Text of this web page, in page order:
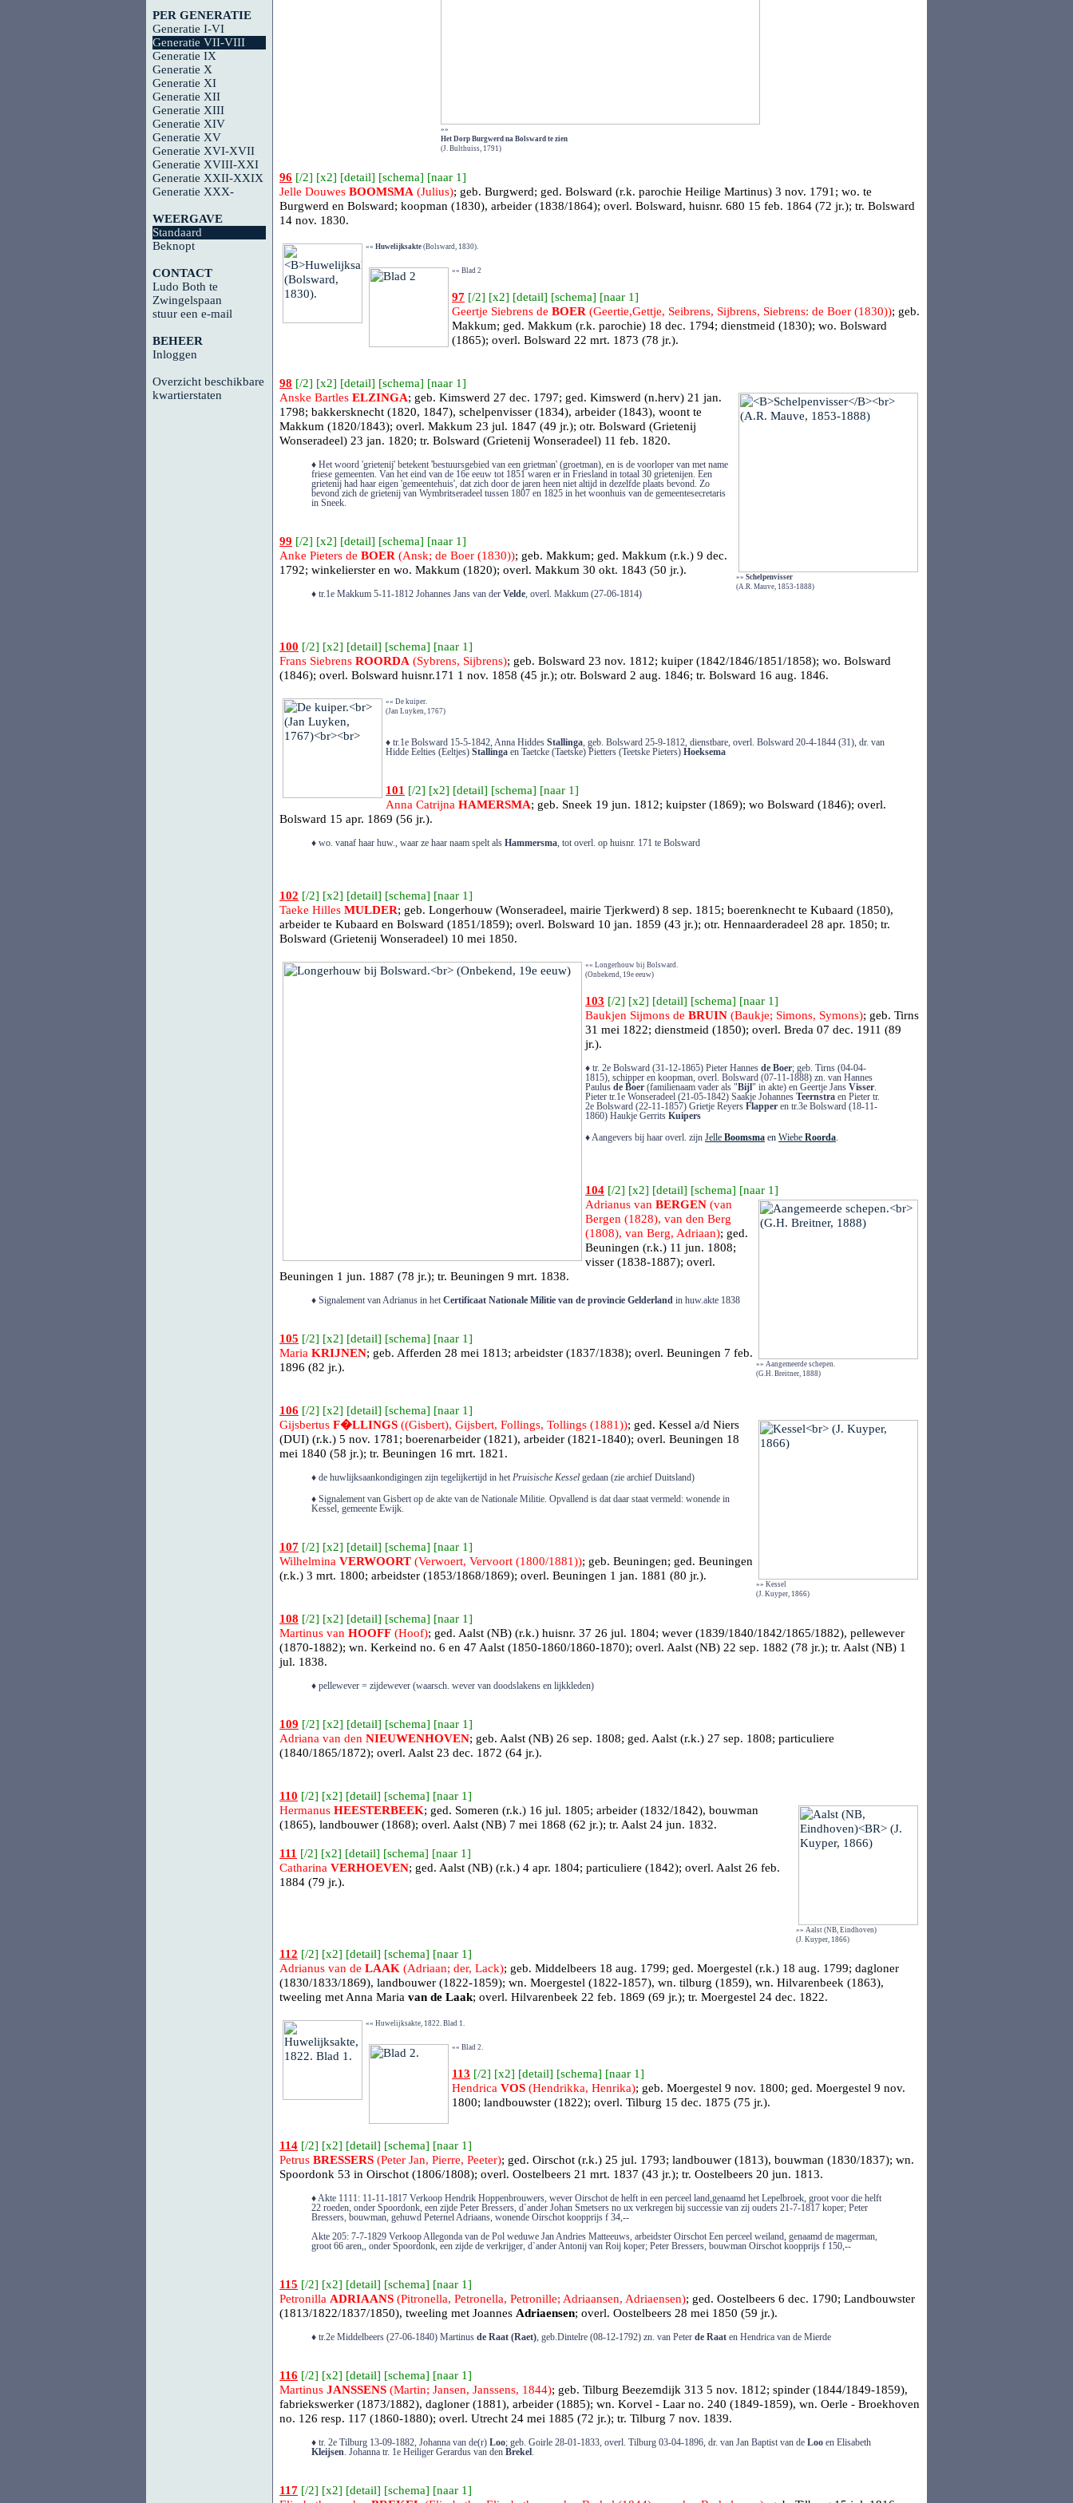
PER GENERATIE
Generatie I-VI
Generatie VII-VIII
Generatie IX
Generatie X
Generatie XI
Generatie XII
Generatie XIII
Generatie XIV
Generatie XV
Generatie XVI-XVII
Generatie XVIII-XXI
Generatie XXII-XXIX
Generatie XXX-
WEERGAVE
Standaard
Beknopt
CONTACT
Ludo Both te
Zwingelspaan
stuur een e-mail
BEHEER
Inloggen
Overzicht beschikbare
kwartierstaten
»»
Het Dorp Burgwerd na Bolsward te zien
(J. Bulthuiss, 1791)
96 [/2] [x2] [detail] [schema] [naar 1]
Jelle Douwes BOOMSMA (Julius); geb. Burgwerd; ged. Bolsward (r.k. parochie Heilige Martinus) 3 nov. 1791; wo. te
Burgwerd en Bolsward; koopman (1830), arbeider (1838/1864); overl. Bolsward, huisnr. 680 15 feb. 1864 (72 jr.); tr. Bolsward
14 nov. 1830.
«« Huwelijksakte (Bolsward, 1830).
«« Blad 2
97 [/2] [x2] [detail] [schema] [naar 1]
Geertje Siebrens de BOER (Geertie,Gettje, Seibrens, Sijbrens, Siebrens: de Boer (1830)); geb.
Makkum; ged. Makkum (r.k. parochie) 18 dec. 1794; dienstmeid (1830); wo. Bolsward
(1865); overl. Bolsward 22 mrt. 1873 (78 jr.).
98 [/2] [x2] [detail] [schema] [naar 1]
»» Schelpenvisser
(A.R. Mauve, 1853-1888)
Anske Bartles ELZINGA; geb. Kimswerd 27 dec. 1797; ged. Kimswerd (n.herv) 21 jan.
1798; bakkersknecht (1820, 1847), schelpenvisser (1834), arbeider (1843), woont te
Makkum (1820/1843); overl. Makkum 23 jul. 1847 (49 jr.); otr. Bolsward (Grietenij
Wonseradeel) 23 jan. 1820; tr. Bolsward (Grietenij Wonseradeel) 11 feb. 1820.
♦ Het woord 'grietenij' betekent 'bestuursgebied van een grietman' (groetman), en is de voorloper van met name
friese gemeenten. Van het eind van de 16e eeuw tot 1851 waren er in Friesland in totaal 30 grietenijen. Een
grietenij had haar eigen 'gemeentehuis', dat zich door de jaren heen niet altijd in dezelfde plaats bevond. Zo
bevond zich de grietenij van Wymbritseradeel tussen 1807 en 1825 in het woonhuis van de gemeentesecretaris
in Sneek.
99 [/2] [x2] [detail] [schema] [naar 1]
Anke Pieters de BOER (Ansk; de Boer (1830)); geb. Makkum; ged. Makkum (r.k.) 9 dec.
1792; winkelierster en wo. Makkum (1820); overl. Makkum 30 okt. 1843 (50 jr.).
♦ tr.1e Makkum 5-11-1812 Johannes Jans van der Velde, overl. Makkum (27-06-1814)
100 [/2] [x2] [detail] [schema] [naar 1]
Frans Siebrens ROORDA (Sybrens, Sijbrens); geb. Bolsward 23 nov. 1812; kuiper (1842/1846/1851/1858); wo. Bolsward
(1846); overl. Bolsward huisnr.171 1 nov. 1858 (45 jr.); otr. Bolsward 2 aug. 1846; tr. Bolsward 16 aug. 1846.
«« De kuiper.
(Jan Luyken, 1767)
♦ tr.1e Bolsward 15-5-1842, Anna Hiddes Stallinga, geb. Bolsward 25-9-1812, dienstbare, overl. Bolsward 20-4-1844 (31), dr. van
Hidde Eelties (Eeltjes) Stallinga en Taetcke (Taetske) Pietters (Teetske Pieters) Hoeksema
101 [/2] [x2] [detail] [schema] [naar 1]
Anna Catrijna HAMERSMA; geb. Sneek 19 jun. 1812; kuipster (1869); wo Bolsward (1846); overl.
Bolsward 15 apr. 1869 (56 jr.).
♦ wo. vanaf haar huw., waar ze haar naam spelt als Hammersma, tot overl. op huisnr. 171 te Bolsward
102 [/2] [x2] [detail] [schema] [naar 1]
Taeke Hilles MULDER; geb. Longerhouw (Wonseradeel, mairie Tjerkwerd) 8 sep. 1815; boerenknecht te Kubaard (1850),
arbeider te Kubaard en Bolsward (1851/1859); overl. Bolsward 10 jan. 1859 (43 jr.); otr. Hennaarderadeel 28 apr. 1850; tr.
Bolsward (Grietenij Wonseradeel) 10 mei 1850.
«« Longerhouw bij Bolsward.
(Onbekend, 19e eeuw)
103 [/2] [x2] [detail] [schema] [naar 1]
Baukjen Sijmons de BRUIN (Baukje; Simons, Symons); geb. Tirns
31 mei 1822; dienstmeid (1850); overl. Breda 07 dec. 1911 (89
jr.).
♦ tr. 2e Bolsward (31-12-1865) Pieter Hannes de Boer; geb. Tirns (04-04-
1815), schipper en koopman, overl. Bolsward (07-11-1888) zn. van Hannes
Paulus de Boer (familienaam vader als "Bijl" in akte) en Geertje Jans Visser.
Pieter tr.1e Wonseradeel (21-05-1842) Saakje Johannes Teernstra en Pieter tr.
2e Bolsward (22-11-1857) Grietje Reyers Flapper en tr.3e Bolsward (18-11-
1860) Haukje Gerrits Kuipers
♦ Aangevers bij haar overl. zijn Jelle Boomsma en Wiebe Roorda.
104 [/2] [x2] [detail] [schema] [naar 1]
»» Aangemeerde schepen.
(G.H. Breitner, 1888)
Adrianus van BERGEN (van
Bergen (1828), van den Berg
(1808), van Berg, Adriaan); ged.
Beuningen (r.k.) 11 jun. 1808;
visser (1838-1887); overl.
Beuningen 1 jun. 1887 (78 jr.); tr. Beuningen 9 mrt. 1838.
♦ Signalement van Adrianus in het Certificaat Nationale Militie van de provincie Gelderland in huw.akte 1838
105 [/2] [x2] [detail] [schema] [naar 1]
Maria KRIJNEN; geb. Afferden 28 mei 1813; arbeidster (1837/1838); overl. Beuningen 7 feb.
1896 (82 jr.).
106 [/2] [x2] [detail] [schema] [naar 1]
»» Kessel
(J. Kuyper, 1866)
Gijsbertus F�LLINGS ((Gisbert), Gijsbert, Follings, Tollings (1881)); ged. Kessel a/d Niers
(DUI) (r.k.) 5 nov. 1781; boerenarbeider (1821), arbeider (1821-1840); overl. Beuningen 18
mei 1840 (58 jr.); tr. Beuningen 16 mrt. 1821.
♦ de huwlijksaankondigingen zijn tegelijkertijd in het Pruisische Kessel gedaan (zie archief Duitsland)
♦ Signalement van Gisbert op de akte van de Nationale Militie. Opvallend is dat daar staat vermeld: wonende in
Kessel, gemeente Ewijk.
107 [/2] [x2] [detail] [schema] [naar 1]
Wilhelmina VERWOORT (Verwoert, Vervoort (1800/1881)); geb. Beuningen; ged. Beuningen
(r.k.) 3 mrt. 1800; arbeidster (1853/1868/1869); overl. Beuningen 1 jan. 1881 (80 jr.).
108 [/2] [x2] [detail] [schema] [naar 1]
Martinus van HOOFF (Hoof); ged. Aalst (NB) (r.k.) huisnr. 37 26 jul. 1804; wever (1839/1840/1842/1865/1882), pellewever
(1870-1882); wn. Kerkeind no. 6 en 47 Aalst (1850-1860/1860-1870); overl. Aalst (NB) 22 sep. 1882 (78 jr.); tr. Aalst (NB) 1
jul. 1838.
♦ pellewever = zijdewever (waarsch. wever van doodslakens en lijkkleden)
109 [/2] [x2] [detail] [schema] [naar 1]
Adriana van den NIEUWENHOVEN; geb. Aalst (NB) 26 sep. 1808; ged. Aalst (r.k.) 27 sep. 1808; particuliere
(1840/1865/1872); overl. Aalst 23 dec. 1872 (64 jr.).
110 [/2] [x2] [detail] [schema] [naar 1]
»» Aalst (NB, Eindhoven)
(J. Kuyper, 1866)
Hermanus HEESTERBEEK; ged. Someren (r.k.) 16 jul. 1805; arbeider (1832/1842), bouwman
(1865), landbouwer (1868); overl. Aalst (NB) 7 mei 1868 (62 jr.); tr. Aalst 24 jun. 1832.
111 [/2] [x2] [detail] [schema] [naar 1]
Catharina VERHOEVEN; ged. Aalst (NB) (r.k.) 4 apr. 1804; particuliere (1842); overl. Aalst 26 feb.
1884 (79 jr.).
112 [/2] [x2] [detail] [schema] [naar 1]
Adrianus van de LAAK (Adriaan; der, Lack); geb. Middelbeers 18 aug. 1799; ged. Moergestel (r.k.) 18 aug. 1799; dagloner
(1830/1833/1869), landbouwer (1822-1859); wn. Moergestel (1822-1857), wn. tilburg (1859), wn. Hilvarenbeek (1863),
tweeling met Anna Maria van de Laak; overl. Hilvarenbeek 22 feb. 1869 (69 jr.); tr. Moergestel 24 dec. 1822.
«« Huwelijksakte, 1822. Blad 1.
«« Blad 2.
113 [/2] [x2] [detail] [schema] [naar 1]
Hendrica VOS (Hendrikka, Henrika); geb. Moergestel 9 nov. 1800; ged. Moergestel 9 nov.
1800; landbouwster (1822); overl. Tilburg 15 dec. 1875 (75 jr.).
114 [/2] [x2] [detail] [schema] [naar 1]
Petrus BRESSERS (Peter Jan, Pierre, Peeter); ged. Oirschot (r.k.) 25 jul. 1793; landbouwer (1813), bouwman (1830/1837); wn.
Spoordonk 53 in Oirschot (1806/1808); overl. Oostelbeers 21 mrt. 1837 (43 jr.); tr. Oostelbeers 20 jun. 1813.
♦ Akte 1111: 11-11-1817 Verkoop Hendrik Hoppenbrouwers, wever Oirschot de helft in een perceel land,genaamd het Lepelbroek, groot voor die helft
22 roeden, onder Spoordonk, een zijde Peter Bressers, d`ander Johan Smetsers no ux verkregen bij successie van zij ouders 21-7-1817 koper; Peter
Bressers, bouwman, gehuwd Peternel Adriaans, wonende Oirschot koopprijs f 34,--
Akte 205: 7-7-1829 Verkoop Allegonda van de Pol weduwe Jan Andries Matteeuws, arbeidster Oirschot Een perceel weiland, genaamd de magerman,
groot 66 aren,, onder Spoordonk, een zijde de verkrijger, d`ander Antonij van Roij koper; Peter Bressers, bouwman Oirschot koopprijs f 150,--
115 [/2] [x2] [detail] [schema] [naar 1]
Petronilla ADRIAANS (Pitronella, Petronella, Petronille; Adriaansen, Adriaensen); ged. Oostelbeers 6 dec. 1790; Landbouwster
(1813/1822/1837/1850), tweeling met Joannes Adriaensen; overl. Oostelbeers 28 mei 1850 (59 jr.).
♦ tr.2e Middelbeers (27-06-1840) Martinus de Raat (Raet), geb.Dintelre (08-12-1792) zn. van Peter de Raat en Hendrica van de Mierde
116 [/2] [x2] [detail] [schema] [naar 1]
Martinus JANSSENS (Martin; Jansen, Janssens, 1844); geb. Tilburg Beezemdijk 313 5 nov. 1812; spinder (1844/1849-1859),
fabriekswerker (1873/1882), dagloner (1881), arbeider (1885); wn. Korvel - Laar no. 240 (1849-1859), wn. Oerle - Broekhoven
no. 126 resp. 117 (1860-1880); overl. Utrecht 24 mei 1885 (72 jr.); tr. Tilburg 7 nov. 1839.
♦ tr. 2e Tilburg 13-09-1882, Johanna van de(r) Loo; geb. Goirle 28-01-1833, overl. Tilburg 03-04-1896, dr. van Jan Baptist van de Loo en Elisabeth
Kleijsen. Johanna tr. 1e Heiliger Gerardus van den Brekel.
117 [/2] [x2] [detail] [schema] [naar 1]